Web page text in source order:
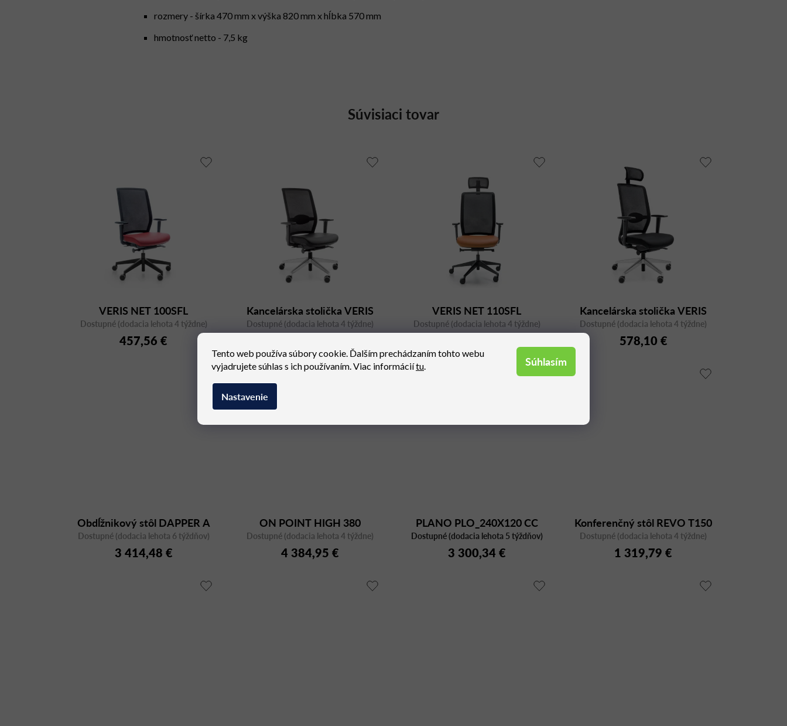
Tento web používa súbory cookie. Ďalším prechádzaním tohto webu
vyjadrujete súhlas s ich používaním. Viac informáciítu.
Nastavenie
Súhlasím
rozmery - šírka 470 mm x výška 820 mm x hĺbka 570 mm
hmotnosť netto - 7,5 kg
Súvisiaci tovar
VERIS NET 100SFL
Dostupné (dodacia lehota 4 týždne)
457,56 €
Kancelárska stolička VERIS
NET 101SFL otočná, so
Dostupné (dodacia lehota 4 týždne)
VERIS NET 110SFL
Dostupné (dodacia lehota 4 týždne)
Kancelárska stolička VERIS
NET 111SFL otočná, so
sieťovým operadlom
Dostupné (dodacia lehota 4 týždne)
578,10 €
Obdĺžnikový stôl DAPPER A
240x120, orech
Dostupné (dodacia lehota 6 týždňov)
3 414,48 €
ON POINT HIGH 380
Dostupné (dodacia lehota 4 týždne)
4 384,95 €
PLANO PLO_240X120 CC
AC/CFC BI
Dostupné (dodacia lehota 5 týždňov)
3 300,34 €
Konferenčný stôl REVO T150
Dostupné (dodacia lehota 4 týždne)
1 319,79 €